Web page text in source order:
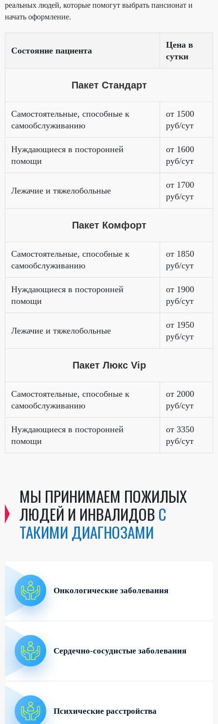
реальных людей, которые помогут выбрать пансионат и
начать оформление.
Состояние пациента
Цена в
сутки
Пакет Стандарт
Самостоятельные, способные к
самообслуживанию
от 1500
руб/сут
Нуждающиеся в посторонней
помощи
от 1600
руб/сут
Лежачие и тяжелобольные
от 1700
руб/сут
Пакет Комфорт
Самостоятельные, способные к
самообслуживанию
от 1850
руб/сут
Нуждающиеся в посторонней
помощи
от 1900
руб/сут
Лежачие и тяжелобольные
от 1950
руб/сут
Пакет Люкс Vip
Самостоятельные, способные к
самообслуживанию
от 2000
руб/сут
Нуждающиеся в посторонней
помощи
от 3350
руб/сут
МЫ ПРИНИМАЕМ ПОЖИЛЫХ
ЛЮДЕЙ И ИНВАЛИДОВС
ТАКИМИ ДИАГНОЗАМИ
Онкологические заболевания
Сердечно-сосудистые заболевания
Психические расстройства